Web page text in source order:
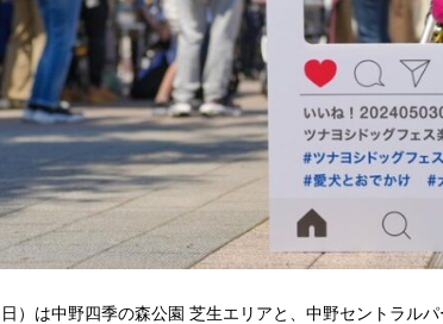
）は中野四季の森公園 芝生エリアと、中野セントラル